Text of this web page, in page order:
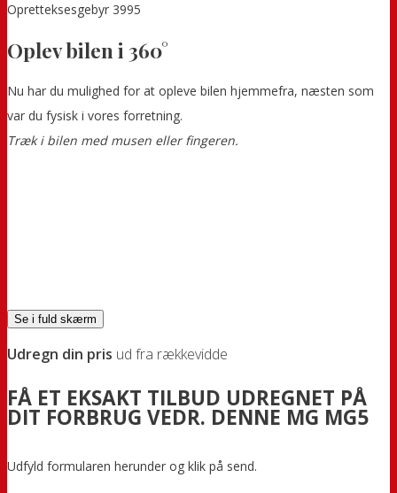
Opretteksesgebyr 3995
Oplev bilen i 360°
Nu har du mulighed for at opleve bilen hjemmefra, næsten som
var du fysisk i vores forretning.
Træk i bilen med musen eller fingeren.
Se i fuld skærm
Udregn din pris ud fra rækkevidde
FÅ ET EKSAKT TILBUD UDREGNET PÅ
DIT FORBRUG VEDR. DENNE MG MG5
Udfyld formularen herunder og klik på send.